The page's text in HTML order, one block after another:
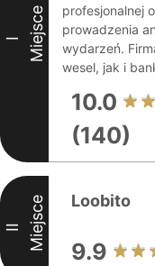
I Miejsce
profesjonalnej
prowadzenia
wydarzeń.
wesel, jak i
10.0
(140)
II Miejsce Loobito
9.9